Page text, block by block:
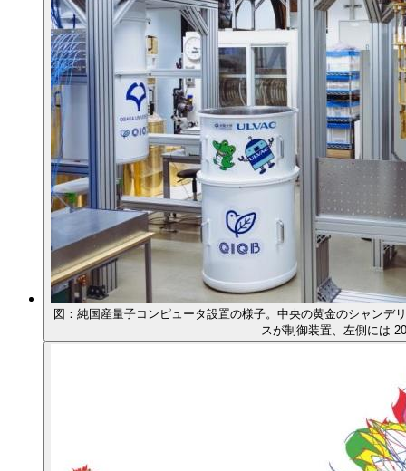
図：純国産量子コンピュータ設置の様子。中央の黄金のシャンデ
スが制御装置、左側には